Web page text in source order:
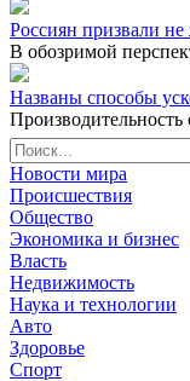
Россиян призвали
В обозримой
Названы способы
Новости мира
Происшествия
Общество
Экономика и бизнес
Власть
Недвижимость
Наука и технологии
Авто
Здоровье
Спорт